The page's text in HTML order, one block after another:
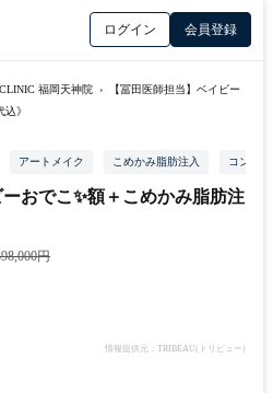
ログイン 会員登録
福岡天神院 ›
【冨田医師担当】ベイビー
》
アートメイク こめかみ脂肪注入 コンデ
おでこ✨額＋こめかみ脂肪注
円
情報提供元：TRIBEAU(トリビュー)